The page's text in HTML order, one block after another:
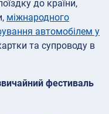
до країни,
міжнародного
автомобілем у
та супроводу в
фестиваль